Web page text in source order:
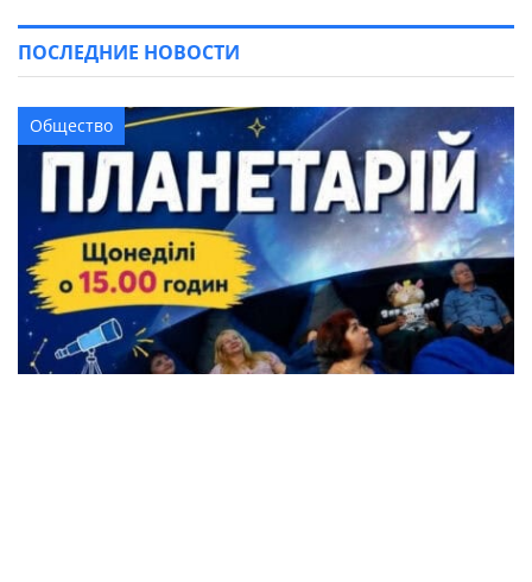
ПОСЛЕДНИЕ НОВОСТИ
Общество